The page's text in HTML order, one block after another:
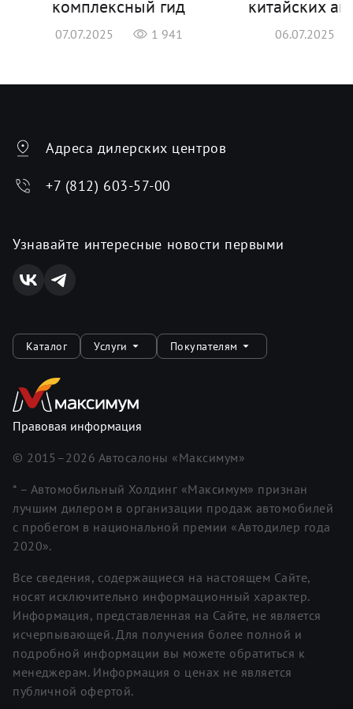
комплексный гид
07.07.2025 1 941
китайских
06.07.2025
Адреса дилерских центров
+7 (812) 603-57-00
Узнавайте интересные новости первыми
Каталог Услуги Покупателям
Правовая информация
© 2015–2026 Автосалоны «Максимум»
* – Автомобильный Холдинг «Максимум» признан
лучшим дилером в организации продаж автомобилей
с пробегом в национальной премии «Автодилер года
2020».
Все сведения, содержащиеся на настоящем Сайте,
носят исключительно информационный характер.
Информация, представленная на Сайте, не является
исчерпывающей. Для получения более полной и
подробной информации вы можете обратиться к
менеджерам. Информация о ценах не является
публичной офертой.